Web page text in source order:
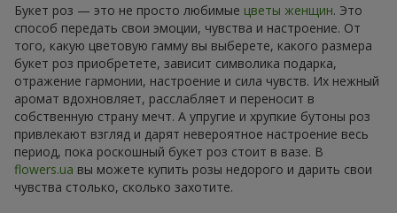
Букет роз — это не просто любимые цветы женщин. Это
способ передать свои эмоции, чувства и настроение. От
того, какую цветовую гамму вы выберете, какого размера
букет роз приобретете, зависит символика подарка,
отражение гармонии, настроение и сила чувств. Их нежный
аромат вдохновляет, расслабляет и переносит в
собственную страну мечт. А упругие и хрупкие бутоны роз
привлекают взгляд и дарят невероятное настроение весь
период, пока роскошный букет роз стоит в вазе. В
flowers.ua вы можете купить розы недорого и дарить свои
чувства столько, сколько захотите.